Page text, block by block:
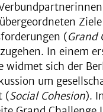
(Grand
In einem
widmet sich der
um
(Social Cohesion).